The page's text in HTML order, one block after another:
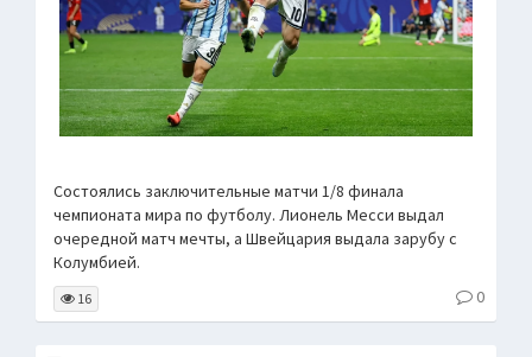
Состоялись заключительные матчи 1/8 финала
чемпионата мира по футболу. Лионель Месси выдал
очередной матч мечты, а Швейцария выдала зарубу с
Колумбией.
16 0